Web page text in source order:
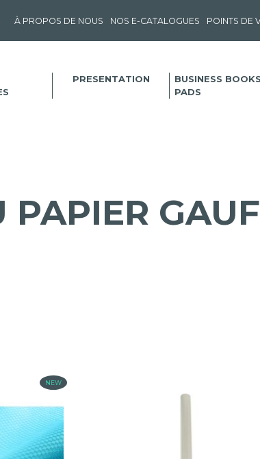
À PROPOS DE NOUS NOS E-CATALOGUES POINTS DE
PRESENTATION
BUSINESS
PADS
NEW